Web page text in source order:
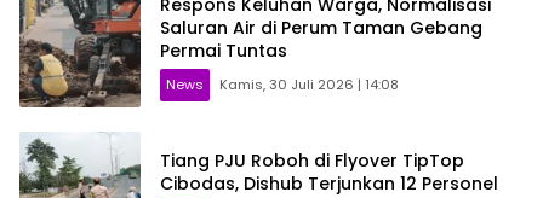
Saluran Air di Perum Taman Gebang
Permai Tuntas
News Kamis, 30 Juli 2026 | 14:08
Tiang PJU Roboh di Flyover TipTop
Cibodas, Dishub Terjunkan 12 Personel